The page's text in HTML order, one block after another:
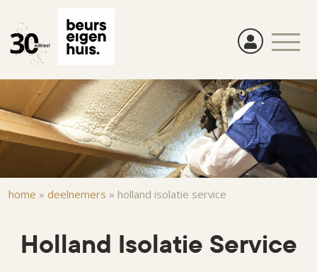
naar
de
Kruimelpad
home » deelnemers » holland isolatie service
Holland Isolatie Service